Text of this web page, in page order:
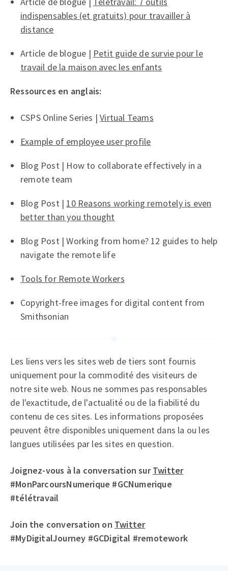
indispensables (et gratuits) pour travailler à
distance
Article de blogue | Petit guide de survie pour le
travail de la maison avec les enfants
Ressources en anglais:
CSPS Online Series |Virtual Teams
Example of employee user profile
Blog Post | How to collaborate effectively in a
remote team
Blog Post | 10 Reasons working remotely is even
better than you thought
Blog Post | Working from home? 12 guides to help
navigate the remote life
Tools for Remote Workers
Copyright-free images for digital content from
Smithsonian
Les liens vers les sites web de tiers sont fournis
uniquement pour la commodité des visiteurs de
notre site web. Nous ne sommes pas responsables
de l'exactitude, de l'actualité ou de la fiabilité du
contenu de ces sites. Les informations proposées
peuvent être disponibles uniquement dans la ou les
langues utilisées par les sites en question.
Joignez-vous à la conversation surTwitter
#MonParcoursNumerique #GCNumerique
#télétravail
Join the conversation on Twitter
#MyDigitalJourney #GCDigital #remotework